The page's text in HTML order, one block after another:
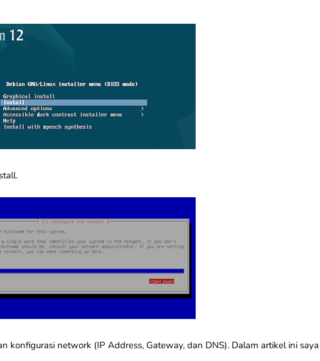
konfigurasi network (IP Address, Gateway, dan DNS). Dalam artikel ini saya